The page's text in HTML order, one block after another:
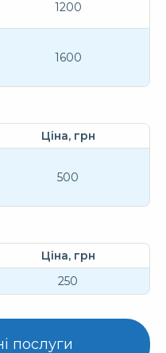
1200
1600
Ціна, грн
500
Ціна, грн
250
послуги